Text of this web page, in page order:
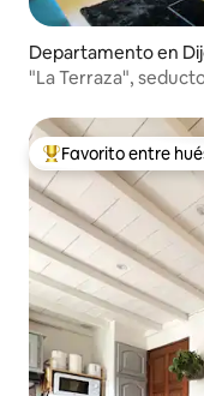
Departamento en
"La Terraza",
Favorito entre los
Favorito entre